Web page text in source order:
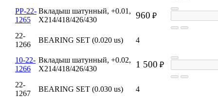
PP-22-
1265
Вкладыш шатунный, +0.01,
X214/418/426/430
960 ₽
22-
1266
BEARING SET (0.020 us) 4
10-22-
1266
Вкладыш шатунный, +0.02,
X214/418/426/430
1 500 ₽
22-
1267
BEARING SET (0.030 us) 4